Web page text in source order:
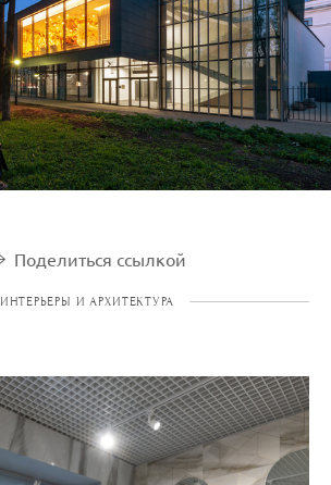
Поделиться ссылкой
ИНТЕРЬЕРЫ И АРХИТЕКТУРА